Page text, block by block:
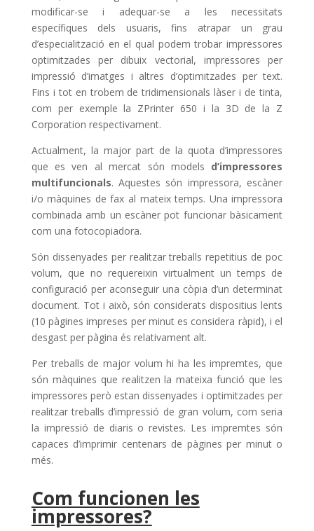
modificar-se i adequar-se a les necessitats
específiques dels usuaris, fins atrapar un grau
d’especialització en el qual podem trobar impressores
optimitzades per dibuix vectorial, impressores per
impressió d’imatges i altres d’optimitzades per text.
Fins i tot en trobem de tridimensionals làser i de tinta,
com per exemple la ZPrinter 650 i la 3D de la Z
Corporation respectivament.
Actualment, la major part de la quota d’impressores
que es ven al mercat són models d’impressores
multifuncionals. Aquestes són impressora, escàner
i/o màquines de fax al mateix temps. Una impressora
combinada amb un escàner pot funcionar bàsicament
com una fotocopiadora.
Són dissenyades per realitzar treballs repetitius de poc
volum, que no requereixin virtualment un temps de
configuració per aconseguir una còpia d’un determinat
document. Tot i això, són considerats dispositius lents
(10 pàgines impreses per minut es considera ràpid), i el
desgast per pàgina és relativament alt.
Per treballs de major volum hi ha les impremtes, que
són màquines que realitzen la mateixa funció que les
impressores però estan dissenyades i optimitzades per
realitzar treballs d’impressió de gran volum, com seria
la impressió de diaris o revistes. Les impremtes són
capaces d’imprimir centenars de pàgines per minut o
més.
Com funcionen les
impressores?